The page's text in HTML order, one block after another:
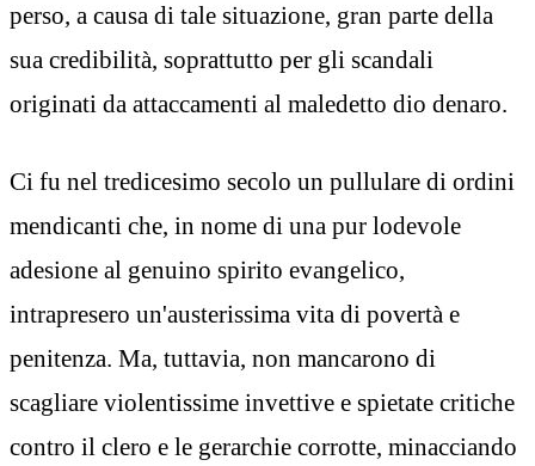
perso, a causa di tale situazione, gran parte della
sua credibilità, soprattutto per gli scandali
originati da attaccamenti al maledetto dio denaro.
Ci fu nel tredicesimo secolo un pullulare di ordini
mendicanti che, in nome di una pur lodevole
adesione al genuino spirito evangelico,
intrapresero un'austerissima vita di povertà e
penitenza. Ma, tuttavia, non mancarono di
scagliare violentissime invettive e spietate critiche
contro il clero e le gerarchie corrotte, minacciando